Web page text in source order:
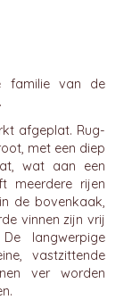
familie van de
afgeplat. Rug-
met een diep
wat aan een
meerdere rijen
de bovenkaak,
vinnen zijn vrij
langwerpige
vastzittende
ver worden